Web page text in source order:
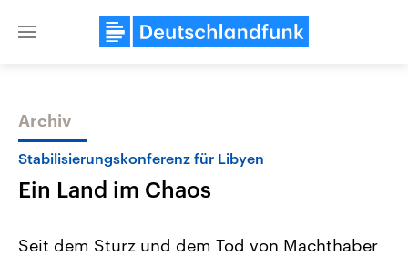
Close
Themen
Archiv
Stabilisierungskonferenz für Libyen
Ein Land im Chaos
Seit dem Sturz und dem Tod von Machthaber